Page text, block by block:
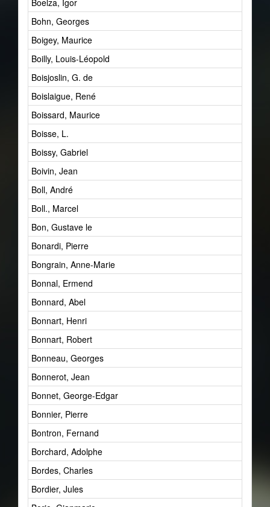
Boelza, Igor
Bohn, Georges
Boigey, Maurice
Boilly, Louis-Léopold
Boisjoslin, G. de
Boislaigue, René
Boissard, Maurice
Boisse, L.
Boissy, Gabriel
Boivin, Jean
Boll, André
Boll., Marcel
Bon, Gustave le
Bonardi, Pierre
Bongrain, Anne-Marie
Bonnal, Ermend
Bonnard, Abel
Bonnart, Henri
Bonnart, Robert
Bonneau, Georges
Bonnerot, Jean
Bonnet, George-Edgar
Bonnier, Pierre
Bontron, Fernand
Borchard, Adolphe
Bordes, Charles
Bordier, Jules